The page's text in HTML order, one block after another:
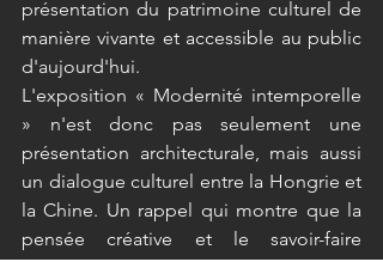
présentation du patrimoine culturel de
manière vivante et accessible au public
d'aujourd'hui.
L'exposition « Modernité intemporelle
» n'est donc pas seulement une
présentation architecturale, mais aussi
un dialogue culturel entre la Hongrie et
la Chine. Un rappel qui montre que la
pensée créative et le savoir-faire
professionnel peuvent créer une valeur